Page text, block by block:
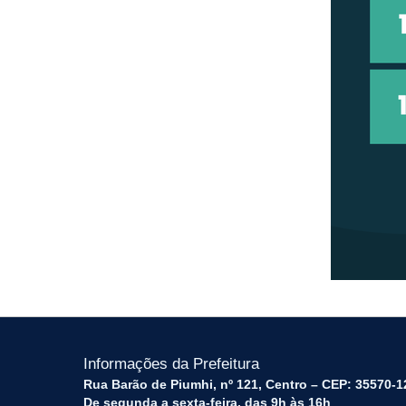
Informações da Prefeitura
Rua Barão de Piumhi, nº 121, Centro – CEP: 35570-
De segunda a sexta-feira, das 9h às 16h